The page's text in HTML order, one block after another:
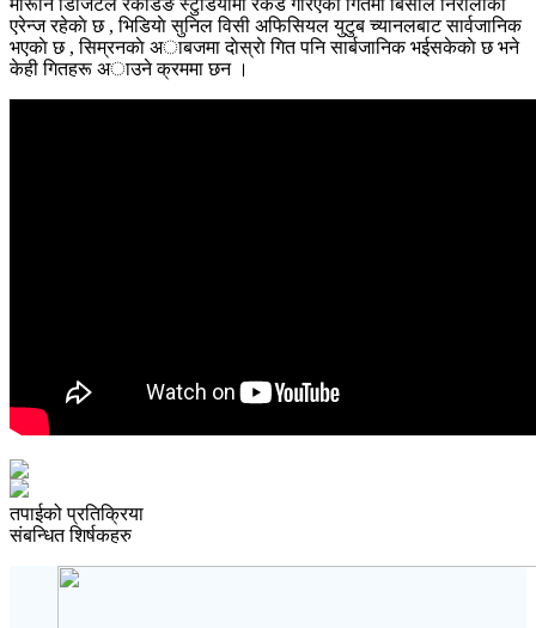
एरेन्ज रहेकाे छ , भिडियाे सुनिल विसी अफिसियल युटुब च्यानलबाट सार्वजानिक
भएकाे छ , सिम्रनकाे अाबजमा दाेस्राे गित पनि सार्बजानिक भईसकेकाे छ भने
केही गितहरू अाउने क्रममा छन ।
तपाईको प्रतिक्रिया
संबन्धित शिर्षकहरु